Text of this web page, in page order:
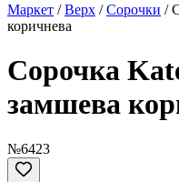
Маркет /Верх /Сорочки /
коричнева
Сорочка
замшева
№6423